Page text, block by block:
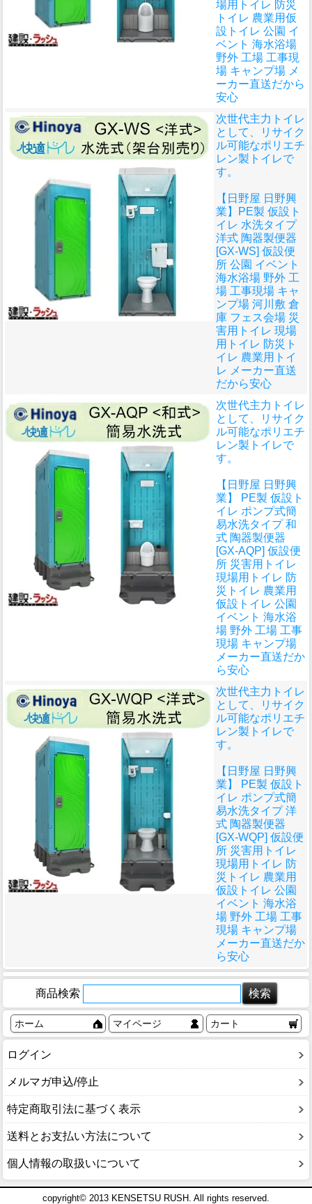
場用トイレ 防災
トイレ 農業用仮
設トイレ 公園 イ
ベント 海水浴場
野外 工場 工事現
場 キャンプ場 メ
ーカー直送だから
安心
次世代主力トイレ
として、リサイク
ル可能なポリエチ
レン製トイレで
す。
【日野屋 日野興
業】PE製 仮設ト
イレ 水洗タイプ
洋式 陶器製便器
[GX-WS] 仮設便
所 公園 イベント
海水浴場 野外 工
場 工事現場 キャ
ンプ場 河川敷 倉
庫 フェス会場 災
害用トイレ 現場
用トイレ 防災ト
イレ 農業用トイ
レ メーカー直送
だから安心
次世代主力トイレ
として、リサイク
ル可能なポリエチ
レン製トイレで
す。
【日野屋 日野興
業】 PE製 仮設ト
イレ ポンプ式簡
易水洗タイプ 和
式 陶器製便器
[GX-AQP] 仮設便
所 災害用トイレ
現場用トイレ 防
災トイレ 農業用
仮設トイレ 公園
イベント 海水浴
場 野外 工場 工事
現場 キャンプ場
メーカー直送だか
ら安心
次世代主力トイレ
として、リサイク
ル可能なポリエチ
レン製トイレで
す。
【日野屋 日野興
業】 PE製 仮設ト
イレ ポンプ式簡
易水洗タイプ 洋
式 陶器製便器
[GX-WQP] 仮設便
所 災害用トイレ
現場用トイレ 防
災トイレ 農業用
仮設トイレ 公園
イベント 海水浴
場 野外 工場 工事
現場 キャンプ場
メーカー直送だか
ら安心
商品検索
ホーム マイページ カート
ログイン
メルマガ申込/停止
特定商取引法に基づく表示
送料とお支払い方法について
個人情報の取扱いについて
copyright© 2013 KENSETSU RUSH. All rights reserved.